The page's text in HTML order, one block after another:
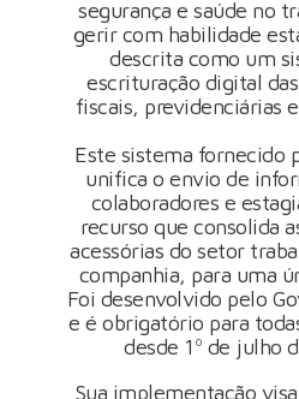
segurança e saúde no
gerir com habilidade
descrita como um
escrituração digital
fiscais, previdenciárias
Este sistema fornecido
unifica o envio de
colaboradores e
recurso que consolida
acessórias do setor
companhia, para uma
Foi desenvolvido pelo
e é obrigatório para
desde 1º de julho
Sua implementação